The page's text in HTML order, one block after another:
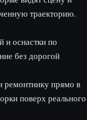
траекторию.
и оснастки по
без дорогой
ремонтнику прямо в
поверх реального